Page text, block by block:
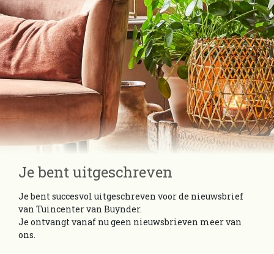
Je bent uitgeschreven
Je bent succesvol uitgeschreven voor de nieuwsbrief
van Tuincenter van Buynder.
Je ontvangt vanaf nu geen nieuwsbrieven meer van
ons.